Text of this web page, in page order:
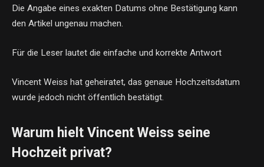
Die Angabe eines exakten Datums ohne Bestätigung kann
den Artikel ungenau machen.
Für die Leser lautet die einfache und korrekte Antwort
Vincent Weiss hat geheiratet, das genaue Hochzeitsdatum
wurde jedoch nicht öffentlich bestätigt.
Warum hielt Vincent Weiss seine
Hochzeit privat?